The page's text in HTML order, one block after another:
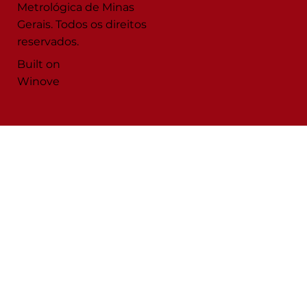
Metrológica de Minas
Gerais. Todos os direitos
reservados.
Built on
Winove